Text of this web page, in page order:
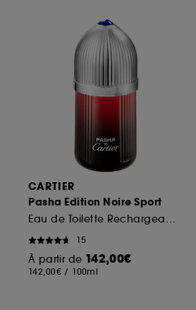
CARTIER
Pasha Edition Noire Sport
15
À partir de 142,00€
142,00€ / 100ml